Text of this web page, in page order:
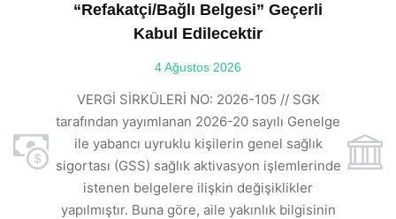
“Refakatçi/Bağlı Belgesi” Geçerli
Kabul Edilecektir
4 Ağustos 2026
VERGİ SİRKÜLERİ NO: 2026-105 // SGK
tarafından yayımlanan 2026-20 sayılı Genelge
ile yabancı uyruklu kişilerin genel sağlık
sigortası (GSS) sağlık aktivasyon işlemlerinde
istenen belgelere ilişkin değişiklikler
yapılmıştır. Buna göre, aile yakınlık bilgisinin